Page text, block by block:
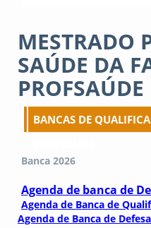
MESTRADO
SAÚDE DA
PROFSAÚDE
BANCAS DE
Banca 2026
Agenda de banca de
Agenda de Banca de
Agenda de Banca de